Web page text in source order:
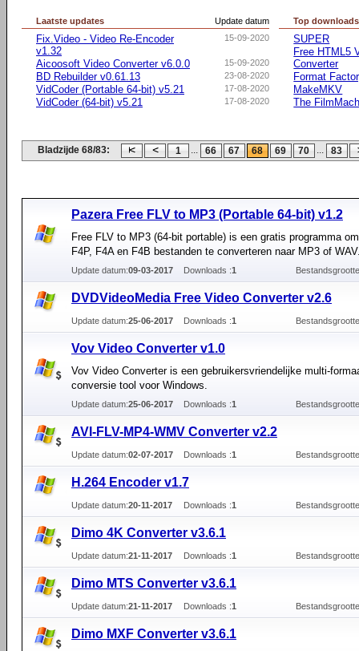
Update datum
Laatste updates
15-09-2020
Fix.Video - Video Re-Encoder
v1.32
15-09-2020
Aicoosoft Video Converter v6.0.0
23-08-2020
BD Rebuilder v0.61.13
17-08-2020
VidCoder (Portable 64-bit) v5.21
17-08-2020
VidCoder (64-bit) v5.21
Top downloads
SUPER
Free HTML5
Converter
Format
MakeMKV
The
Bladzijde 68/83: 1 ... 66 67 68 69 70 ... 83
Pazera Free FLV to MP3 (Portable 64-bit) v1.2
Free FLV to MP3 (64-bit portable) is een gratis programma
F4P, F4A en F4B bestanden te converteren naar MP3 of
Update datum:09-03-2017 Downloads :1
DVDVideoMedia Free Video Converter v2.6
Update datum:25-06-2017 Downloads :1
Vov Video Converter v1.0
Vov Video Converter is een gebruikersvriendelijke multi-
conversie tool voor Windows.
Update datum:25-06-2017 Downloads :1
AVI-FLV-MP4-WMV Converter v2.2
Update datum:02-07-2017 Downloads :1
H.264 Encoder v1.7
Update datum:20-11-2017 Downloads :1
Dimo 4K Converter v3.6.1
Update datum:21-11-2017 Downloads :1
Dimo MTS Converter v3.6.1
Update datum:21-11-2017 Downloads :1
Dimo MXF Converter v3.6.1